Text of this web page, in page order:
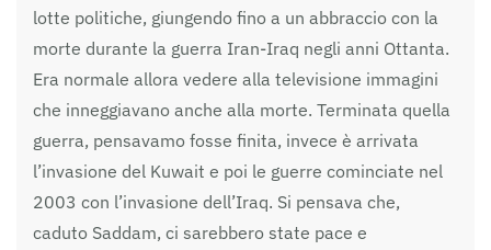
lotte politiche, giungendo fino a un abbraccio con la
morte durante la guerra Iran-Iraq negli anni Ottanta.
Era normale allora vedere alla televisione immagini
che inneggiavano anche alla morte. Terminata quella
guerra, pensavamo fosse finita, invece è arrivata
l’invasione del Kuwait e poi le guerre cominciate nel
2003 con l’invasione dell’Iraq. Si pensava che,
caduto Saddam, ci sarebbero state pace e